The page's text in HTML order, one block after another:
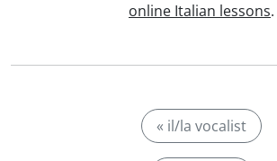
online Italian lessons.
« il/la vocalist